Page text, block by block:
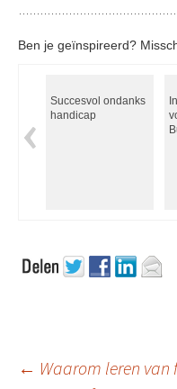
Ben je geïnspireerd?
Succesvol ondanks
handicap
← Waarom leren van